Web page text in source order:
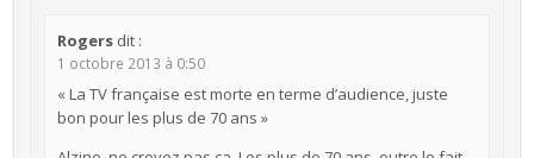
Rogers dit :
1 octobre 2013 à 0:50
« La TV française est morte en terme d’audience, juste
bon pour les plus de 70 ans »